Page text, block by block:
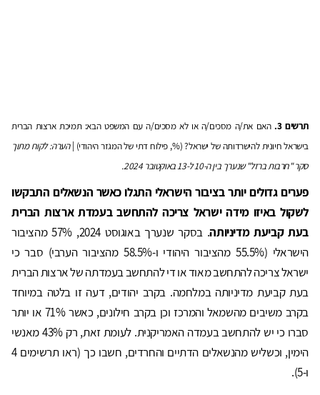
תרשים 3.
האם את/ה מסכים/ה או לא מסכים/ה עם המשפט הבא: תמיכת ארצות הברית
בישראל חיונית להישרדותה של ישראל? (%, פילוח דתי של המגזר היהודי) |הערה: לקוח מתוך
סקר "חרבות ברזל" שנערך בין ה-10 ל-13 באוקטובר 2024.
פערים גדולים יותר בציבור הישראלי התגלו כאשר הנשאלים התבקשו
לשקול באיזו מידה ישראל צריכה להתחשב בעמדת ארצות הברית
בעת קביעת מדיניותה
. בסקר שנערך באוגוסט 2024, 57% מהציבור
הישראלי (55.5% מהציבור היהודי ו-58.5% מהציבור הערבי) סבר כי
ישראל צריכה להתחשב מאוד או די להתחשב בעמדתה של ארצות הברית
בעת קביעת מדיניותה במלחמה. בקרב יהודים, דעה זו בלטה במיוחד
בקרב משיבים מהשמאל והמרכז וכן בקרב חילונים, כאשר 71% או יותר
סברו כי יש להתחשב בעמדה האמריקנית. לעומת זאת, רק 43% מאנשי
הימין, וכשליש מהנשאלים הדתיים והחרדים, חשבו כך (ראו תרשימים 4
ו-5).